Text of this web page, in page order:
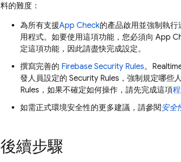
料的難度：
為所有支援App Check的產品啟用並強制執行
用程式。如要使用這項功能，您必須向 App
定這項功能，因此請盡快完成設定。
撰寫完善的 Firebase Security Rules。
發人員設定的 Security Rules ，強制規定哪些
Rules ，如果不確定如何操作，請先完成這項
如需正式環境安全性的更多建議，請參閱 安全
後續步驟